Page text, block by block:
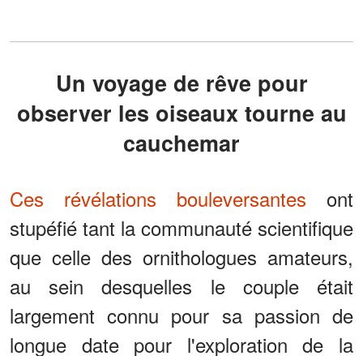
Un voyage de rêve pour
observer les oiseaux tourne au
cauchemar
Ces révélations bouleversantes ont
stupéfié tant la communauté scientifique
que celle des ornithologues amateurs,
au sein desquelles le couple était
largement connu pour sa passion de
longue date pour l'exploration de la